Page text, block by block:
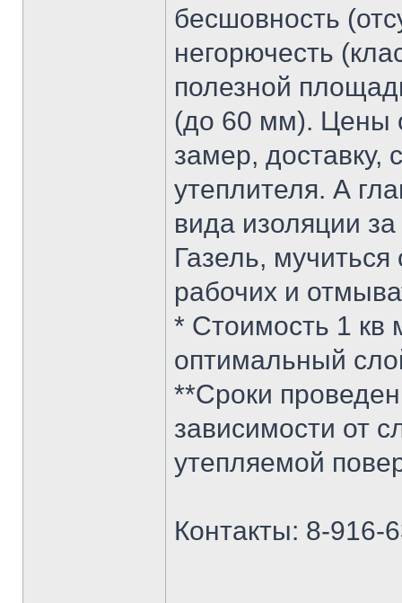
бесшовность
негорючесть
полезной
(до 60 мм). Цены
замер, доставку,
утеплителя. А
вида изоляции
Газель,
рабочих и
* Стоимость 1 кв
оптимальный
**Сроки
зависимости от
утепляемой
Контакты: 8-916-